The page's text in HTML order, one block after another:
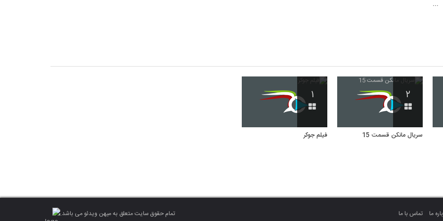
۲
سریال مانکن قسمت 15
۱
فیلم جوکر
ما تماس با ما تمام حقوق سایت متعلق به میهن ویدئو می باشد.